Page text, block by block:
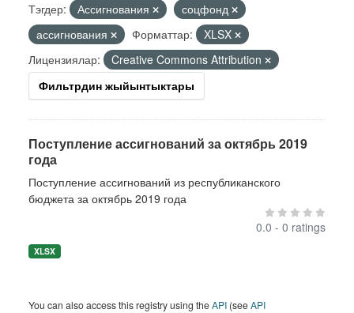
Тэгдер:
Ассигнования
соцфонд
ассигнования
Форматтар:
XLSX
Лицензиялар:
Creative Commons Attribution
Фильтрдин жыйынтыктары
Поступление ассигнований за октябрь 2019
года
Поступление ассигнований из республиканского
бюджета за октябрь 2019 года
0.0 - 0 ratings
XLSX
You can also access this registry using theAPI (seeAPI